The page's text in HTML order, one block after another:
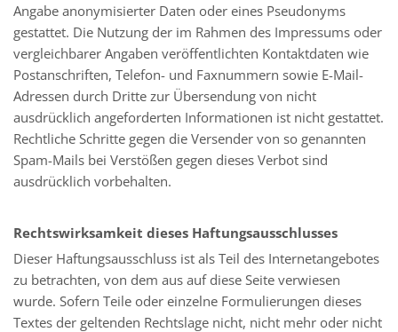
Angabe anonymisierter Daten oder eines Pseudonyms
gestattet. Die Nutzung der im Rahmen des Impressums oder
vergleichbarer Angaben veröffentlichten Kontaktdaten wie
Postanschriften, Telefon- und Faxnummern sowie E-Mail-
Adressen durch Dritte zur Übersendung von nicht
ausdrücklich angeforderten Informationen ist nicht gestattet.
Rechtliche Schritte gegen die Versender von so genannten
Spam-Mails bei Verstößen gegen dieses Verbot sind
ausdrücklich vorbehalten.
Rechtswirksamkeit dieses Haftungsausschlusses
Dieser Haftungsausschluss ist als Teil des Internetangebotes
zu betrachten, von dem aus auf diese Seite verwiesen
wurde. Sofern Teile oder einzelne Formulierungen dieses
Textes der geltenden Rechtslage nicht, nicht mehr oder nicht